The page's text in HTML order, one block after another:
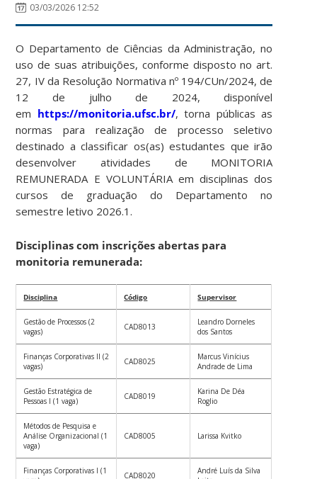
03/03/2026 12:52
O Departamento de Ciências da Administração, no
uso de suas atribuições, conforme disposto no art.
27, IV da Resolução Normativa nº 194/CUn/2024, de
12 de julho de 2024, disponível
em https://monitoria.ufsc.br/, torna públicas as
normas para realização de processo seletivo
destinado a classificar os(as) estudantes que irão
desenvolver atividades de MONITORIA
REMUNERADA E VOLUNTÁRIA em disciplinas dos
cursos de graduação do Departamento no
semestre letivo 2026.1.
Disciplinas com inscrições abertas para
monitoria remunerada:
Disciplina Código Supervisor
Gestão de Processos (2
vagas)
CAD8013
Leandro Dorneles
dos Santos
Finanças Corporativas II (2
vagas)
CAD8025
Marcus Vinícius
Andrade de Lima
Gestão Estratégica de
Pessoas I (1 vaga)
CAD8019
Karina De Déa
Roglio
Métodos de Pesquisa e
Análise Organizacional (1
vaga)
CAD8005 Larissa Kvitko
Finanças Corporativas I (1
CAD8020
André Luís da Silva